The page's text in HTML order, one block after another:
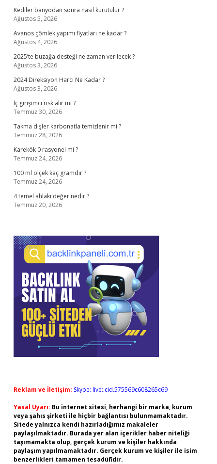
Kediler banyodan sonra nasıl kurutulur ?
Ağustos 5, 2026
Avanos çömlek yapımı fiyatları ne kadar ?
Ağustos 4, 2026
2025’te buzağa desteği ne zaman verilecek ?
Ağustos 3, 2026
2024 Direksiyon Harcı Ne Kadar ?
Ağustos 3, 2026
İç girişimci risk alır mı ?
Temmuz 30, 2026
Takma dişler karbonatla temizlenir mi ?
Temmuz 28, 2026
Karekök 0 rasyonel mi ?
Temmuz 24, 2026
100 ml ölçek kaç gramdır ?
Temmuz 24, 2026
4 temel ahlaki değer nedir ?
Temmuz 20, 2026
Reklam ve İletişim: Skype: live:.cid.575569c608265c69
Yasal Uyarı: Bu internet sitesi, herhangi bir marka, kurum
veya şahıs şirketi ile hiçbir bağlantısı bulunmamaktadır.
Sitede yalnızca kendi hazırladığımız makaleler
paylaşılmaktadır. Burada yer alan içerikler haber niteliği
taşımamakta olup, gerçek kurum ve kişiler hakkında
paylaşım yapılmamaktadır. Gerçek kurum ve kişiler ile isim
benzerlikleri tamamen tesadüfidir.